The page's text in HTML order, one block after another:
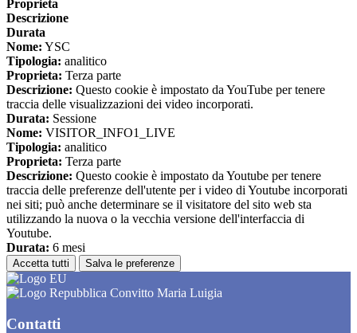
Proprieta
Descrizione
Durata
Nome: YSC
Tipologia: analitico
Proprieta: Terza parte
Descrizione: Questo cookie è impostato da YouTube per tenere
traccia delle visualizzazioni dei video incorporati.
Durata: Sessione
Nome: VISITOR_INFO1_LIVE
Tipologia: analitico
Proprieta: Terza parte
Descrizione: Questo cookie è impostato da Youtube per tenere
traccia delle preferenze dell'utente per i video di Youtube incorporati
nei siti; può anche determinare se il visitatore del sito web sta
utilizzando la nuova o la vecchia versione dell'interfaccia di
Youtube.
Durata: 6 mesi
Accetta tutti Salva le preferenze
Convitto Maria Luigia
Contatti